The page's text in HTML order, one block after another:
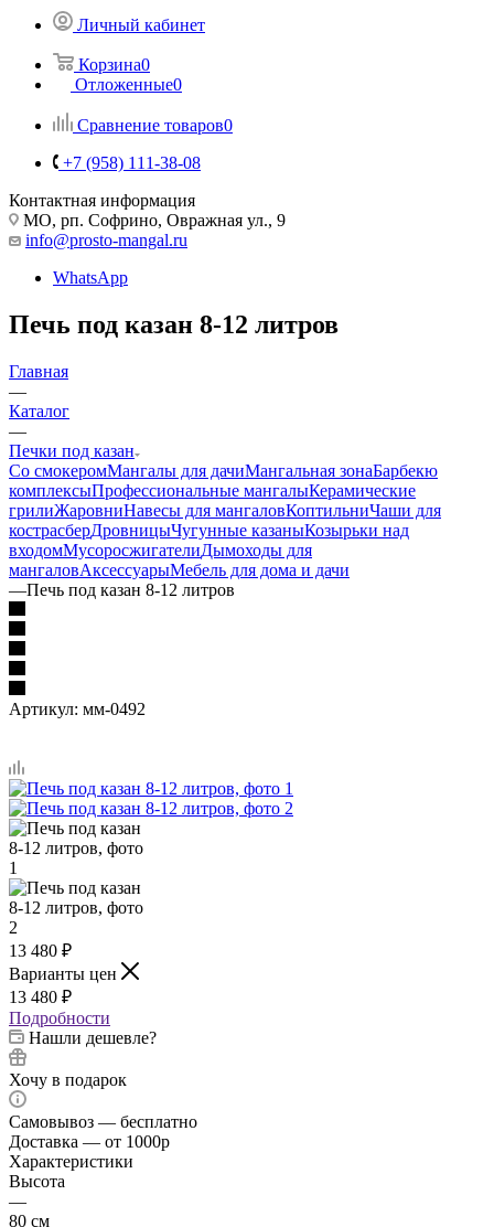
Личный кабинет
Корзина0
Отложенные0
Сравнение товаров0
+7 (958) 111-38-08
Контактная информация
МО, рп. Софрино, Овражная ул., 9
info@prosto-mangal.ru
WhatsApp
Печь под казан 8-12 литров
Главная
—
Каталог
—
Печки под казан
Со смокеромМангалы для дачиМангальная зонаБарбекю
комплексыПрофессиональные мангалыКерамические
грилиЖаровниНавесы для мангаловКоптильниЧаши для
кострасберДровницыЧугунные казаныКозырьки над
входомМусоросжигателиДымоходы для
мангаловАксессуарыМебель для дома и дачи
—Печь под казан 8-12 литров
Артикул: мм-0492
13 480 ₽
Варианты цен
13 480 ₽
Подробности
Нашли дешевле?
Хочу в подарок
Самовывоз — бесплатно
Доставка — от 1000р
Характеристики
Высота
—
80 см